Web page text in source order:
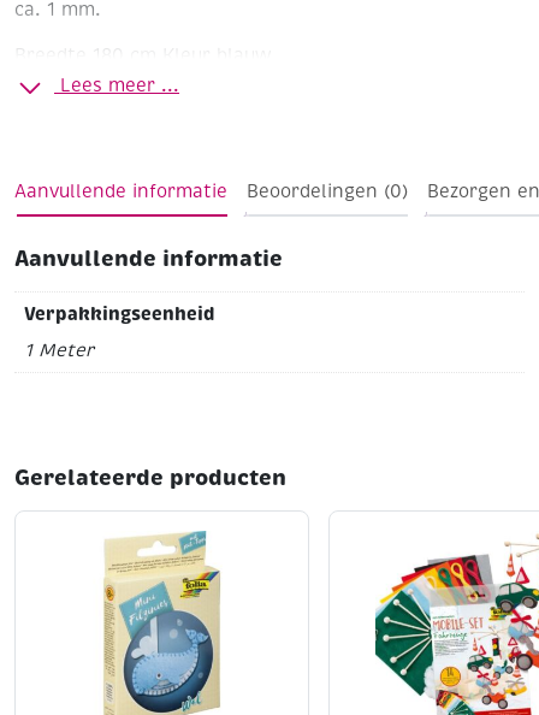
ca. 1 mm.
Breedte 180 cm
Lees meer ...
Aanvullende informatie Beoordelingen (0) Bezorgen
Aanvullende informatie
Verpakkingseenheid
1 Meter
Gerelateerde producten